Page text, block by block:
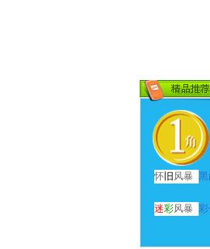
怀 旧 风暴
迷彩风暴 彩